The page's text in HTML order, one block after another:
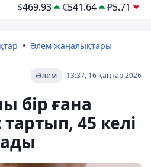
$469.93 €541.64 ₽5.71
Әлем жаңалықтары
13:37, 16 қаңтар 2026
Әлем
бір ғана
45 келі